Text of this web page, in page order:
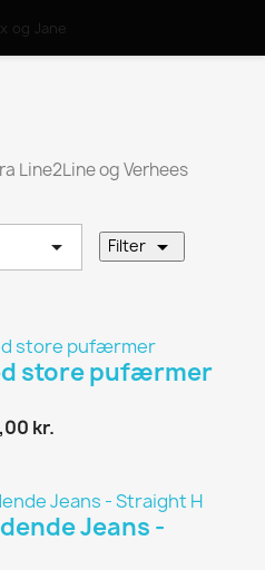
Line2Line og Verhees
 Filter 
store pufærmer
kr.
Jeans -